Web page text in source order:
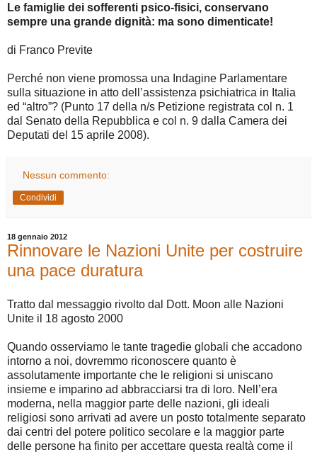
Le famiglie dei sofferenti psico-fisici, conservano
sempre una grande dignità: ma sono dimenticate!
di Franco Previte
Perché non viene promossa una Indagine Parlamentare
sulla situazione in atto dell’assistenza psichiatrica in Italia
ed “altro”? (Punto 17 della n/s Petizione registrata col n. 1
dal Senato della Repubblica e col n. 9 dalla Camera dei
Deputati del 15 aprile 2008).
Nessun commento:
Condividi
18 gennaio 2012
Rinnovare le Nazioni Unite per costruire
una pace duratura
Tratto dal messaggio rivolto dal Dott. Moon alle Nazioni
Unite il 18 agosto 2000
Quando osserviamo le tante tragedie globali che accadono
intorno a noi, dovremmo riconoscere quanto è
assolutamente importante che le religioni si uniscano
insieme e imparino ad abbracciarsi tra di loro. Nell’era
moderna, nella maggior parte delle nazioni, gli ideali
religiosi sono arrivati ad avere un posto totalmente separato
dai centri del potere politico secolare e la maggior parte
delle persone ha finito per accettare questa realtà come il